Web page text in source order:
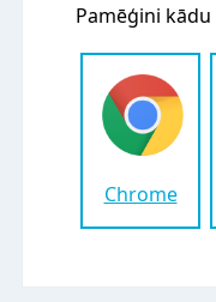
Pamēģini
Chrome